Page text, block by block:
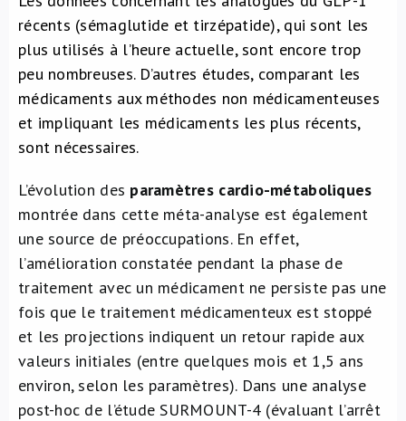
récents (sémaglutide et tirzépatide), qui sont les
plus utilisés à l’heure actuelle, sont encore trop
peu nombreuses. D’autres études, comparant les
médicaments aux méthodes non médicamenteuses
et impliquant les médicaments les plus récents,
sont nécessaires.
L’évolution des paramètres cardio-métaboliques
montrée dans cette méta-analyse est également
une source de préoccupations. En effet,
l’amélioration constatée pendant la phase de
traitement avec un médicament ne persiste pas une
fois que le traitement médicamenteux est stoppé
et les projections indiquent un retour rapide aux
valeurs initiales (entre quelques mois et 1,5 ans
environ, selon les paramètres). Dans une analyse
post-hoc de l’étude SURMOUNT-4 (évaluant l’arrêt